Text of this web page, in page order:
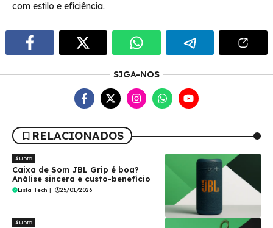
com estilo e eficiência.
SIGA-NOS
RELACIONADOS
ÁUDIO
Caixa de Som JBL Grip é boa?
Análise sincera e custo-benefício
Lista Tech | 25/01/2026
ÁUDIO